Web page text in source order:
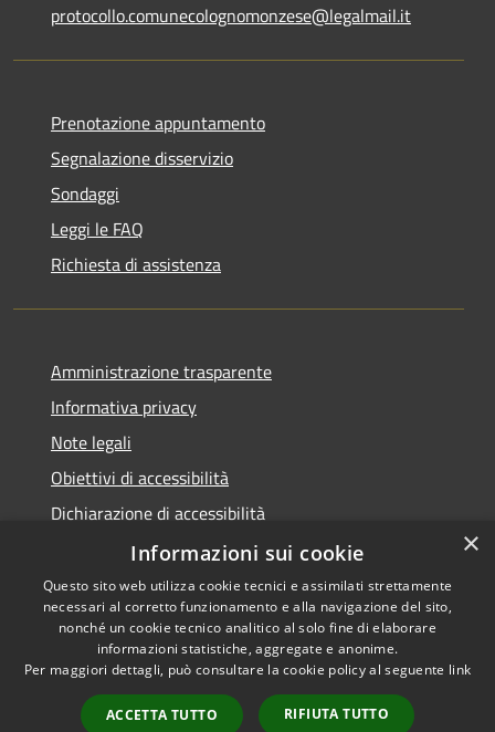
protocollo.comunecolognomonzese@legalmail.it
Prenotazione appuntamento
Segnalazione disservizio
Sondaggi
Leggi le FAQ
Richiesta di assistenza
Amministrazione trasparente
Informativa privacy
Note legali
Obiettivi di accessibilità
Dichiarazione di accessibilità
Open Data
RSS
Copyright © 2026 • Comune di
byMunicipium
Accesso
×
Informazioni sui cookie
Questo sito web utilizza cookie tecnici e assimilati strettamente
necessari al corretto funzionamento e alla navigazione del sito,
nonché un cookie tecnico analitico al solo fine di elaborare
informazioni statistiche, aggregate e anonime.
Per maggiori dettagli, può consultare la cookie policy al seguente link
ACCETTA TUTTO RIFIUTA TUTTO